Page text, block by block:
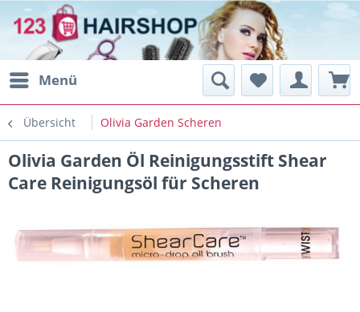
Menü
Übersicht Olivia Garden Scheren
Olivia Garden Öl Reinigungsstift Shear
Care Reinigungsöl für Scheren